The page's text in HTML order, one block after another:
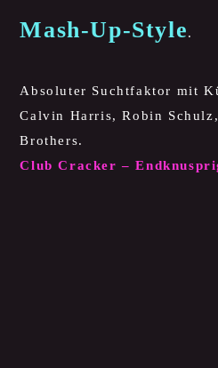
Mash-Up-Style.
Absoluter Suchtfaktor mit
Calvin Harris, Robin
Brothers.
Club Cracker –